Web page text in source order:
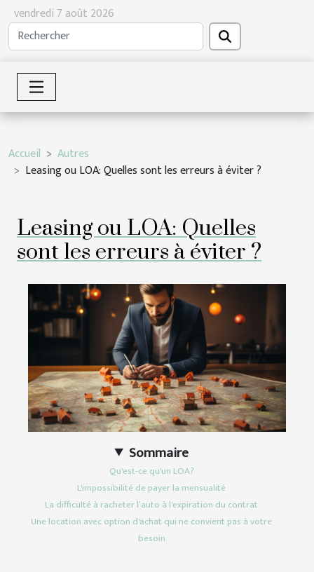
vendredi 7 août 2026
Accueil
Autres
Leasing ou LOA: Quelles sont les erreurs à éviter ?
Leasing ou LOA: Quelles
sont les erreurs à éviter ?
Sommaire
Qu'est-ce qu'un LOA?
L'impossibilité de payer la mensualité
La difficulté à racheter l’auto à l'expiration du contrat
Une location avec option d'achat qui ne convient pas à votre
besoin